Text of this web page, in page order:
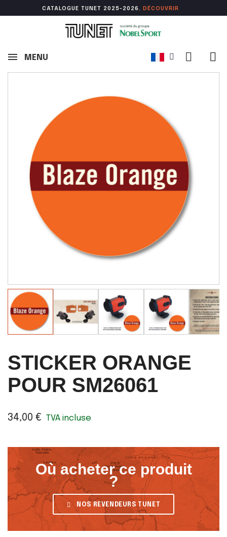
CATALOGUE TUNET 2025-2026. DÉCOUVR IR
MENU
STICKER ORANGE
POUR SM26061
34,00 € TVA incluse
Où acheter ce produit
?
NOS REVENDEURS TUNET